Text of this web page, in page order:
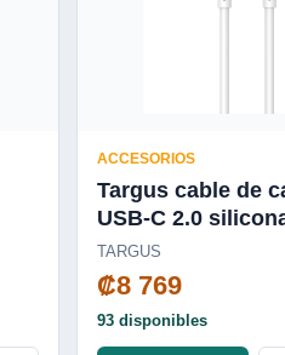
ACCESORIOS
Targus cable de
USB-C 2.0 silicona 240W 3.3'
blanco -
TARGUS
₡8 769
93 disponibles